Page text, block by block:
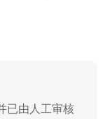
已由人工审核